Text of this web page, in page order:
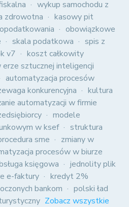
wykup samochodu z
zdrowotna
kasowy pit
obowiązkowe
skala podatkowa
spis z
v7
koszt całkowity
erze sztucznej inteligencji
automatyzacja procesów
konkurencyjna
kultura
automatyzacji w firmie
modele
w ksef
struktura
sme
zmiany w
procesów w biurze
księgowa
jednolity plik
e-faktury
kredyt 2%
bankom
polski ład
Zobacz wszystkie